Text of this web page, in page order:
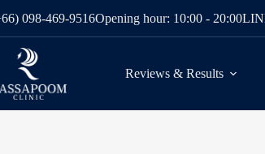
098-469-9516Opening hour: 10:00 - 20:00
Reviews & Results